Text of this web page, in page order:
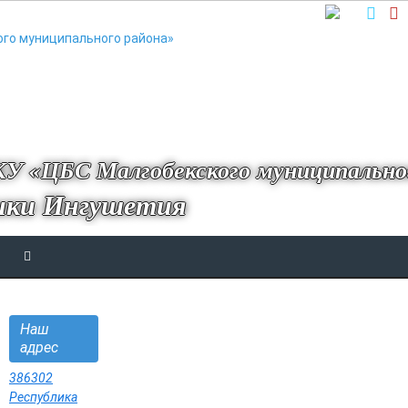
«ЦБС Малгобекского
Ингушетия
Наш
адрес
386302
Республика